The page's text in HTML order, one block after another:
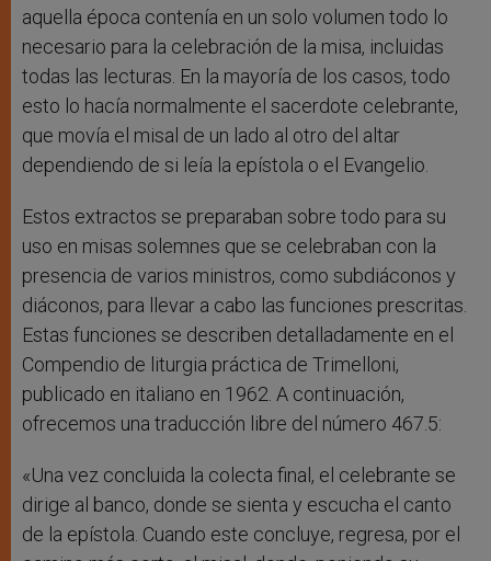
aquella época contenía en un solo volumen todo lo
necesario para la celebración de la misa, incluidas
todas las lecturas. En la mayoría de los casos, todo
esto lo hacía normalmente el sacerdote celebrante,
que movía el misal de un lado al otro del altar
dependiendo de si leía la epístola o el Evangelio.
Estos extractos se preparaban sobre todo para su
uso en misas solemnes que se celebraban con la
presencia de varios ministros, como subdiáconos y
diáconos, para llevar a cabo las funciones prescritas.
Estas funciones se describen detalladamente en el
Compendio de liturgia práctica de Trimelloni,
publicado en italiano en 1962. A continuación,
ofrecemos una traducción libre del número 467.5:
«Una vez concluida la colecta final, el celebrante se
dirige al banco, donde se sienta y escucha el canto
de la epístola. Cuando este concluye, regresa, por el